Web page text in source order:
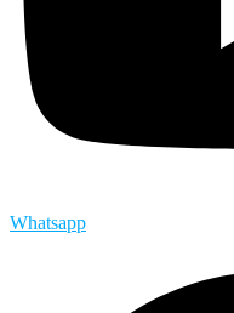
Whatsapp